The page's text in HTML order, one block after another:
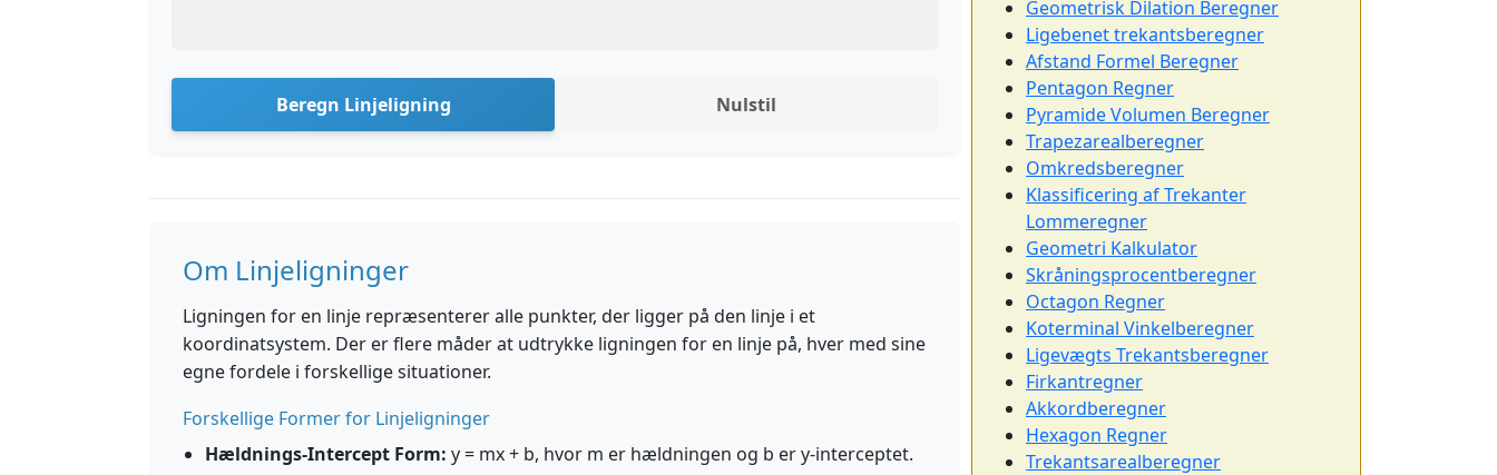
Beregn Linjeligning Nulstil
Om Linjeligninger
Ligningen for en linje repræsenterer alle punkter, der ligger på den linje i et
koordinatsystem. Der er flere måder at udtrykke ligningen for en linje på, hver med sine
egne fordele i forskellige situationer.
Forskellige Former for Linjeligninger
Hældnings-Intercept Form: y = mx + b, hvor m er hældningen og b er y-interceptet.
Geometrisk Dilation Beregner
Ligebenet trekantsberegner
Afstand Formel Beregner
Pentagon Regner
Pyramide Volumen Beregner
Trapezarealberegner
Omkredsberegner
Klassificering af Trekanter
Lommeregner
Geometri Kalkulator
Skråningsprocentberegner
Octagon Regner
Koterminal Vinkelberegner
Ligevægts Trekantsberegner
Firkantregner
Akkordberegner
Hexagon Regner
Trekantsarealberegner